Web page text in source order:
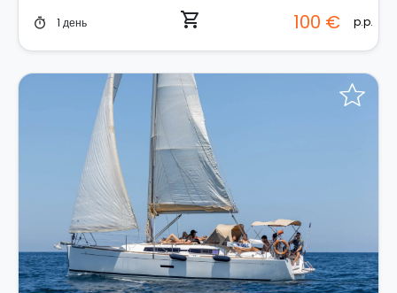
timer 1 день shopping_cart 100 € p.p.